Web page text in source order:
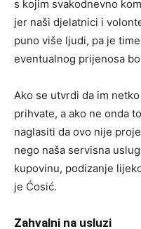
s kojim svakodnevno
jer naši djelatnici i
puno više ljudi, pa je
eventualnog prijenosa
Ako se utvrdi da im
prihvate, a ako ne onda
naglasiti da ovo nije
nego naša servisna
kupovinu, podizanje
je Ćosić.
Zahvalni na usluzi